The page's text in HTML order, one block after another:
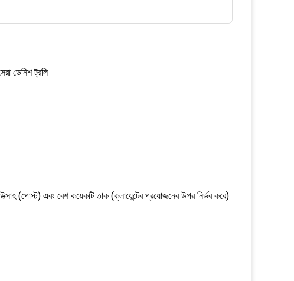
ডেনিশ ট্রলি
(পোস্ট) এবং বেশ কয়েকটি তাক (ক্লায়েন্টের প্রয়োজনের উপর নির্ভর করে)